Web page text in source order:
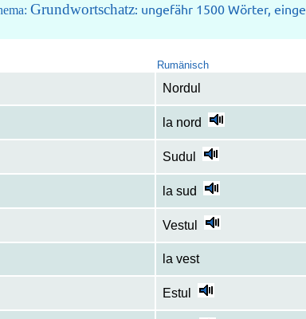
Grundwortschatz: ungefähr 1500 Wörter,
Rumänisch
Nordul
la nord
Sudul
la sud
Vestul
la vest
Estul